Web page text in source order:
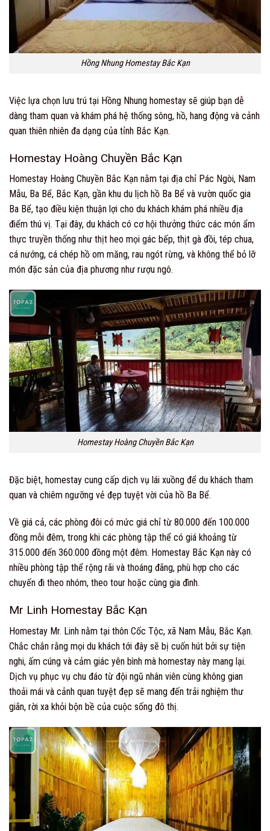
Hồng Nhung Homestay Bắc Kạn
Việc lựa chọn lưu trú tại Hồng Nhung homestay sẽ giúp bạn dễ
dàng tham quan và khám phá hệ thống sông, hồ, hang động và cảnh
quan thiên nhiên đa dạng của tỉnh Bắc Kạn.
Homestay Hoàng Chuyền Bắc Kạn
Homestay Hoàng Chuyền Bắc Kạn nằm tại địa chỉ Pác Ngòi, Nam
Mẫu, Ba Bể, Bắc Kạn, gần khu du lịch hồ Ba Bể và vườn quốc gia
Ba Bể, tạo điều kiện thuận lợi cho du khách khám phá nhiều địa
điểm thú vị. Tại đây, du khách có cơ hội thưởng thức các món ẩm
thực truyền thống như thịt heo mọi gác bếp, thịt gà đồi, tép chua,
cá nướng, cá chép hồ om măng, rau ngót rừng, và không thể bỏ lỡ
món đặc sản của địa phương như rượu ngô.
Homestay Hoàng Chuyền Bắc Kạn
Đặc biệt, homestay cung cấp dịch vụ lái xuồng để du khách tham
quan và chiêm ngưỡng vẻ đẹp tuyệt vời của hồ Ba Bể.
Về giá cả, các phòng đôi có mức giá chỉ từ 80.000 đến 100.000
đồng mỗi đêm, trong khi các phòng tập thể có giá khoảng từ
315.000 đến 360.000 đồng một đêm. Homestay Bắc Kạn này có
nhiều phòng tập thể rộng rãi và thoáng đãng, phù hợp cho các
chuyến đi theo nhóm, theo tour hoặc cùng gia đình.
Mr Linh Homestay Bắc Kạn
Homestay Mr. Linh nằm tại thôn Cốc Tộc, xã Nam Mẫu, Bắc Kạn.
Chắc chắn rằng mọi du khách tới đây sẽ bị cuốn hút bởi sự tiện
nghi, ấm cúng và cảm giác yên bình mà homestay này mang lại.
Dịch vụ phục vụ chu đáo từ đội ngũ nhân viên cùng không gian
thoải mái và cảnh quan tuyệt đẹp sẽ mang đến trải nghiệm thư
giãn, rời xa khỏi bộn bề của cuộc sống đô thị.